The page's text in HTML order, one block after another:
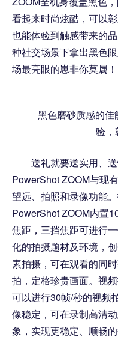
看起来时尚炫酷，可以
也能体验到触感带来的
种社交场景下拿出黑色
场最亮眼的崽非你莫属！
黑色磨砂质感的
验，
送礼就要送实用、
PowerShot ZOOM与现
望远、拍照和录像功能
PowerShot ZOOM内置
焦距，三挡焦距可进行
化的拍摄题材及环境，
素拍摄，可在观看的同
拍，定格珍贵画面。视
可以进行30帧/秒的视频
像稳定，可在录制高清
象，实现更稳定、顺畅